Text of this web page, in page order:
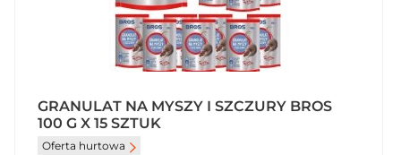
GRANULAT NA MYSZY I SZCZURY BROS
100 G X 15 SZTUK
Oferta hurtowa